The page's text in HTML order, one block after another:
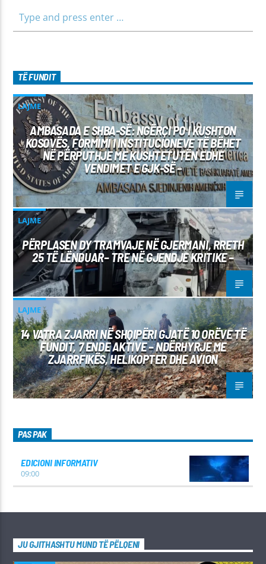
TË FUNDIT
LAJME
AMBASADA E SHBA-SË: NGËRÇI PO I KUSHTON
KOSOVËS, FORMIMI I INSTITUCIONEVE TË BËHET
NË PËRPUTHJE ME KUSHTETUTËN EDHE
VENDIMET E GJK-SË –
LAJME
PËRPLASEN DY TRAMVAJE NË GJERMANI, RRETH
25 TË LËNDUAR– TRE NË GJENDJE KRITIKE –
LAJME
14 VATRA ZJARRI NË SHQIPËRI GJATË 10 ORËVE TË
FUNDIT, 7 ENDE AKTIVE – NDËRHYRJE ME
ZJARRFIKËS, HELIKOPTER DHE AVION
PAS PAK
EDICIONI INFORMATIV
09:00
JU GJITHASHTU MUND TË PËLQENI